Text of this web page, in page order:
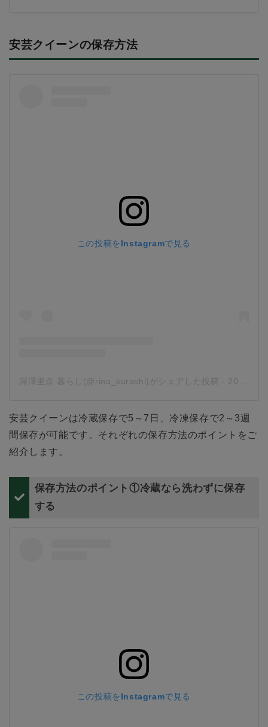
安芸クイーンの保存方法
この投稿をInstagramで見る
深澤里奈 暮らし(@rina_kurashi)がシェアした投稿 - 2018年10月月30日午後6時29分PDT
安芸クイーンは冷蔵保存で5～7日、冷凍保存で2～3週
間保存が可能です。それぞれの保存方法のポイントをご
紹介します。
保存方法のポイント①冷蔵なら洗わずに保存
する
この投稿をInstagramで見る